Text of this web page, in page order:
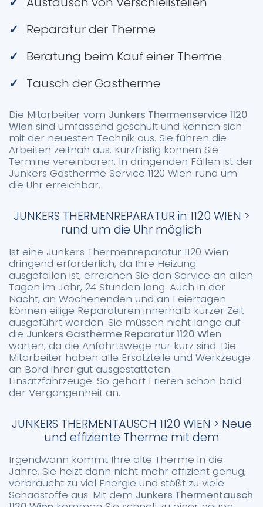
Reparatur der Therme
Beratung beim Kauf einer Therme
Tausch der Gastherme
Die Mitarbeiter vom Junkers Thermenservice 1120
Wien sind umfassend geschult und kennen sich
mit der neuesten Technik aus. Sie führen die
Arbeiten zeitnah aus. Kurzfristig können Sie
Termine vereinbaren. In dringenden Fällen ist der
Junkers Gastherme Service 1120 Wien rund um
die Uhr erreichbar.
JUNKERS THERMENREPARATUR in 1120 WIEN >
rund um die Uhr möglich
Ist eine Junkers Thermenreparatur 1120 Wien
dringend erforderlich, da Ihre Heizung
ausgefallen ist, erreichen Sie den Service an allen
Tagen im Jahr, 24 Stunden lang. Auch in der
Nacht, an Wochenenden und an Feiertagen
können eilige Reparaturen innerhalb kurzer Zeit
ausgeführt werden. Sie müssen nicht lange auf
die Junkers Gastherme Reparatur 1120 Wien
warten, da die Anfahrtswege nur kurz sind. Die
Mitarbeiter haben alle Ersatzteile und Werkzeuge
an Bord ihrer gut ausgestatteten
Einsatzfahrzeuge. So gehört Frieren schon bald
der Vergangenheit an.
JUNKERS THERMENTAUSCH 1120 WIEN > Neue
und effiziente Therme mit dem
Irgendwann kommt Ihre alte Therme in die
Jahre. Sie heizt dann nicht mehr effizient genug,
verbraucht zu viel Energie und stößt zu viele
Schadstoffe aus. Mit dem Junkers Thermentausch